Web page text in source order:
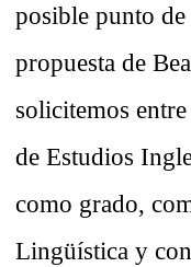
posible punto de
propuesta de
solicitemos
de Estudios
como grado,
Lingüística y